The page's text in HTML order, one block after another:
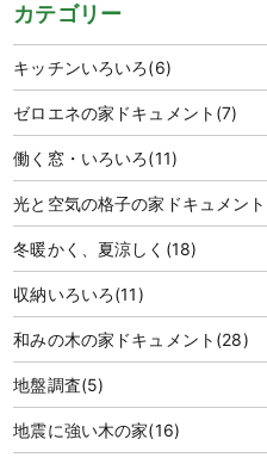
カテゴリー
キッチンいろいろ(6)
ゼロエネの家ドキュメント (7)
働く窓・いろいろ(11)
光と空気の格子の家ドキュメント
冬暖かく、夏涼しく (18)
収納いろいろ(11)
和みの木の家ドキュメント (28)
地盤調査(5)
地震に強い木の家(16)